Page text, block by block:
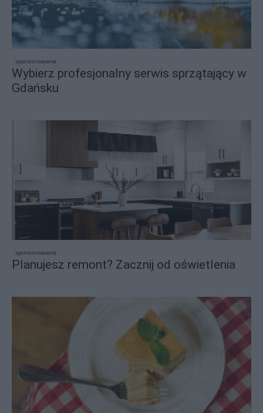
sponsorowane
Wybierz profesjonalny serwis sprzątający w
Gdańsku
sponsorowane
Planujesz remont? Zacznij od oświetlenia